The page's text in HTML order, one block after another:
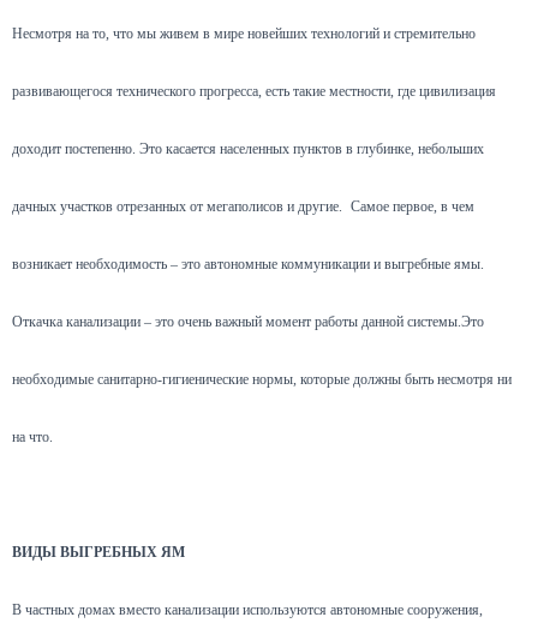
Несмотря на то, что мы живем в мире новейших технологий и стремительно
развивающегося технического прогресса, есть такие местности, где цивилизация
доходит постепенно. Это касается населенных пунктов в глубинке, небольших
дачных участков отрезанных от мегаполисов и другие. Самое первое, в чем
возникает необходимость – это автономные коммуникации и выгребные ямы.
Откачка канализации – это очень важный момент работы данной системы.Это
необходимые санитарно-гигиенические нормы, которые должны быть несмотря ни
на что.
ВИДЫ ВЫГРЕБНЫХ ЯМ
В частных домах вместо канализации используются автономные сооружения,